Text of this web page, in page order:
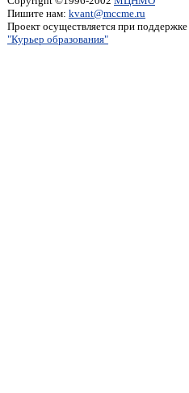
Пишите нам: kvant@mccme.ru
Проект осуществляется при поддержке
"Курьер образования"